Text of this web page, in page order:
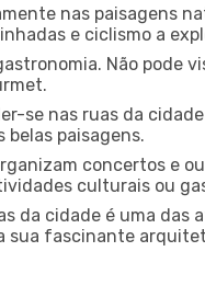
nas paisagens
e ciclismo a
Não pode
se nas ruas da
paisagens.
concertos e
culturais ou
da cidade é uma das
sua fascinante